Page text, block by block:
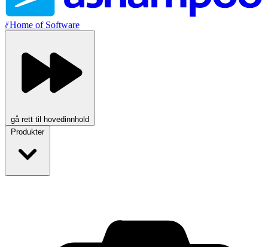
//Home of Software
gå rett til hovedinnhold
Produkter